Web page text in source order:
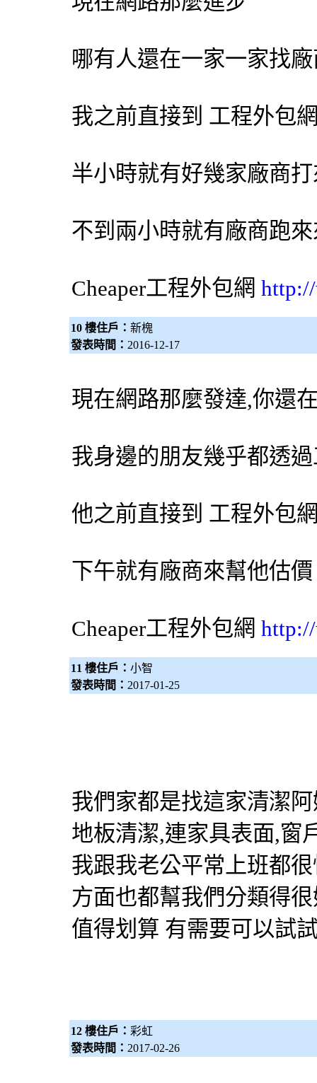
哪有人還在一家一家找
我之前直接到 工程外包
半小時就有好幾家廠商
不到兩小時就有廠商跑
Cheaper工程外包網
10 樓住戶： 新槐
發表時間： 2016-12-17
現在網路那麼發達,你還
我身邊的朋友幾乎都透
他之前直接到 工程外包
下午就有廠商來幫他估價
Cheaper工程外包網
11 樓住戶： 小智
發表時間： 2017-01-25
我們家都是找這家清潔
地板清潔,連家具表面,窗
我跟我老公平常上班都
方面也都幫我們分類得
值得划算 有需要可以試
12 樓住戶： 彩虹
發表時間： 2017-02-26